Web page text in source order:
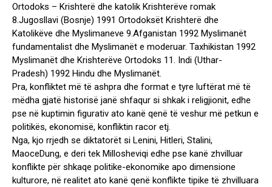
Ortodoks – Krishterë dhe katolik Krishterëve romak
8.Jugosllavi (Bosnje) 1991 Ortodoksët Krishterë dhe
Katolikëve dhe Myslimaneve 9.Afganistan 1992 Myslimanët
fundamentalist dhe Myslimanët e moderuar. Taxhikistan 1992
Myslimanët dhe Krishterëve Ortodoks 11. Indi (Uthar-
Pradesh) 1992 Hindu dhe Myslimanët.
Pra, konfliktet më të ashpra dhe format e tyre luftërat më të
mëdha gjatë historisë janë shfaqur si shkak i religjionit, edhe
pse në kuptimin figurativ ato kanë qenë të veshur më petkun e
politikës, ekonomisë, konfliktin racor etj.
Nga, kjo rrjedh se diktatorët si Lenini, Hitleri, Stalini,
MaoceDung, e deri tek Millosheviqi edhe pse kanë zhvilluar
konflikte për shkaqe politike-ekonomike apo dimensione
kulturore, në realitet ato kanë qenë konflikte tipike të zhvilluara